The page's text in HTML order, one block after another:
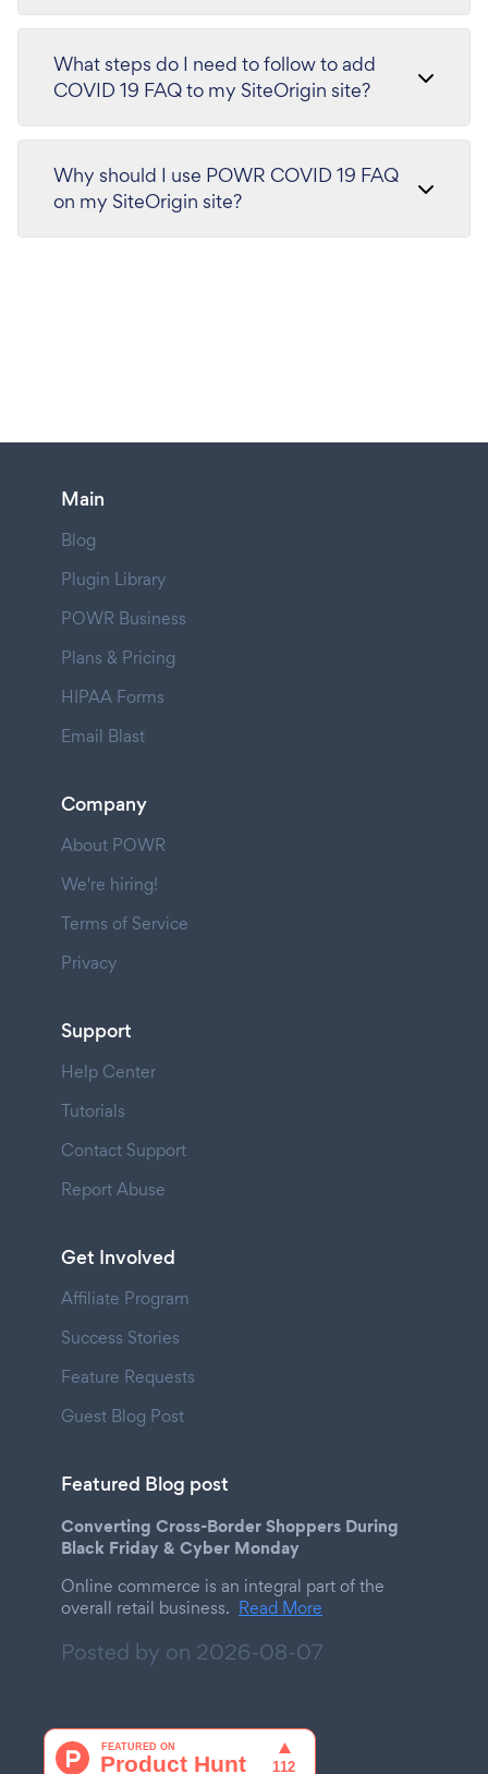
What steps do I need to follow to add
COVID 19 FAQ to my SiteOrigin site?
Why should I use POWR COVID 19 FAQ
on my SiteOrigin site?
Main
Blog
Plugin Library
POWR Business
Plans & Pricing
HIPAA Forms
Email Blast
Company
About POWR
We're hiring!
Terms of Service
Privacy
Support
Help Center
Tutorials
Contact Support
Report Abuse
Get Involved
Affiliate Program
Success Stories
Feature Requests
Guest Blog Post
Featured Blog post
Converting Cross-Border Shoppers During
Black Friday & Cyber Monday
Online commerce is an integral part of the
overall retail business. Read More
Posted by on 2026-08-07